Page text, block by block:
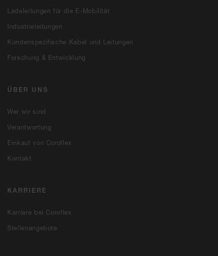
Ladeleitungen für die E-Mobilität
Industrieleitungen
Kundenspezifische Kabel und Leitungen
Forschung & Entwicklung
ÜBER UNS
Wer wir sind
Verantwortung
Einkauf von Coroflex
Kontakt
KARRIERE
Karriere bei Coroflex
Stellenangebote